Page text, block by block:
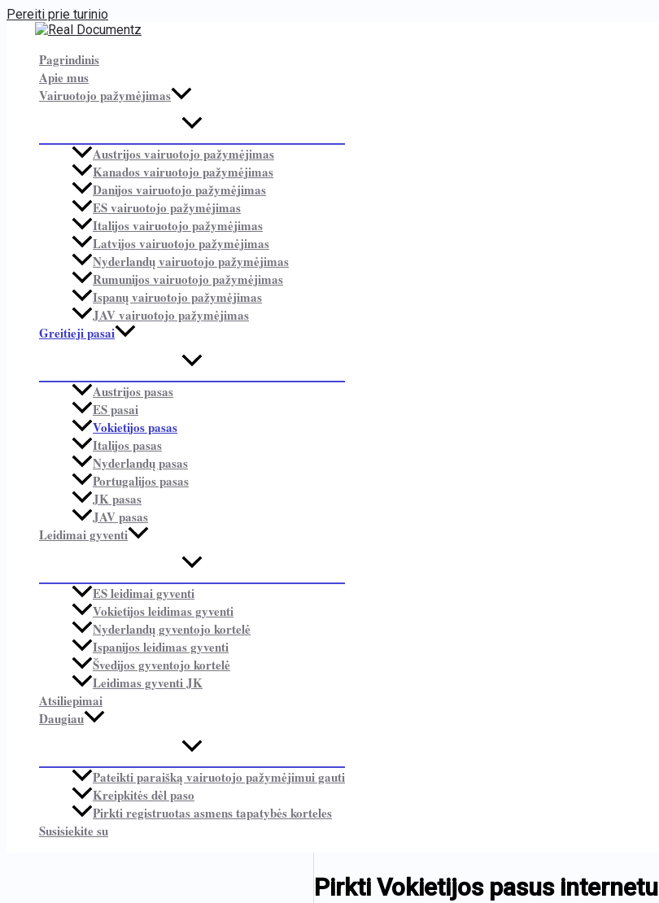
Pereiti prie turinio
Pagrindinis
Apie mus
Vairuotojo pažymėjimas
Austrijos vairuotojo pažymėjimas
Kanados vairuotojo pažymėjimas
Danijos vairuotojo pažymėjimas
ES vairuotojo pažymėjimas
Italijos vairuotojo pažymėjimas
Latvijos vairuotojo pažymėjimas
Nyderlandų vairuotojo pažymėjimas
Rumunijos vairuotojo pažymėjimas
Ispanų vairuotojo pažymėjimas
JAV vairuotojo pažymėjimas
Greitieji pasai
Austrijos pasas
ES pasai
Vokietijos pasas
Italijos pasas
Nyderlandų pasas
Portugalijos pasas
JK pasas
JAV pasas
Leidimai gyventi
ES leidimai gyventi
Vokietijos leidimas gyventi
Nyderlandų gyventojo kortelė
Ispanijos leidimas gyventi
Švedijos gyventojo kortelė
Leidimas gyventi JK
Atsiliepimai
Daugiau
Pateikti paraišką vairuotojo pažymėjimui gauti
Kreipkitės dėl paso
Pirkti registruotas asmens tapatybės korteles
Susisiekite su
Pirkti Vokietijos pasus internetu